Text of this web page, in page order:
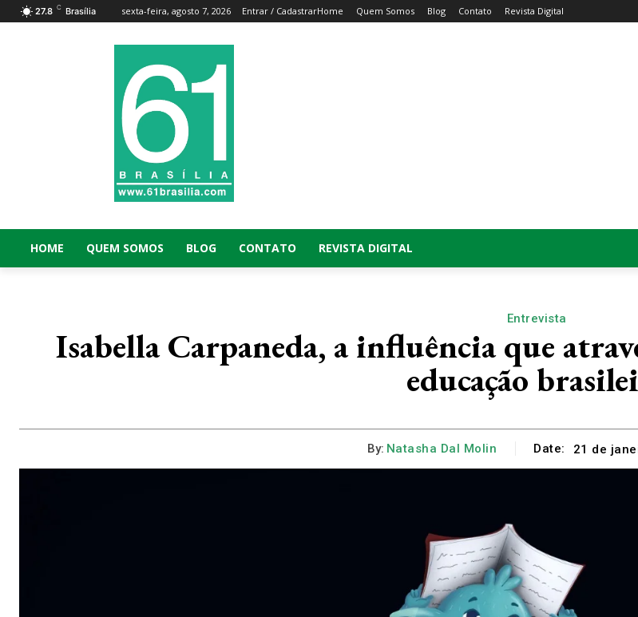
27.8 C Brasília sexta-feira, agosto 7, 2026 Entrar / CadastrarHome Quem Somos Blog Contato Revista Digital
HOME QUEM SOMOS BLOG CONTATO REVISTA DIGITAL
Entrevista
Isabella Carpaneda, a influência que
educação
By: Natasha Dal Molin Date: 21 de